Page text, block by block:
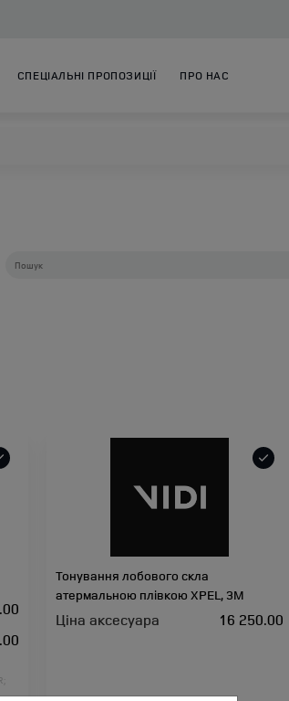
СПЕЦІАЛЬНІ ПРОПОЗИЦІЇ ПРО НАС
Тонування лобового скла
атермальною плівкою XPEL, 3M
Ціна аксесуара 16 250.00